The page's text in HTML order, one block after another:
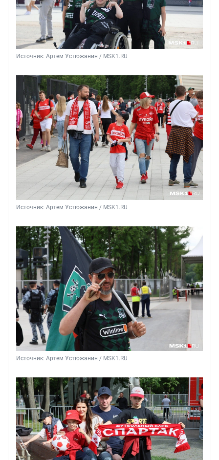
Источник: Артем Устюжанин / MSK1.RU
Источник: Артем Устюжанин / MSK1.RU
Источник: Артем Устюжанин / MSK1.RU